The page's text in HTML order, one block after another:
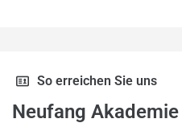
2023
2024
So erreichen Sie uns
Neufang Akademie